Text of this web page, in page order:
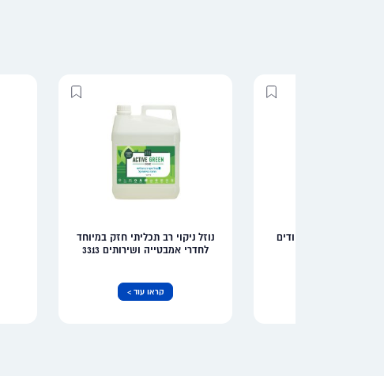
נוזל ניקוי רב תכליתי חזק במיוחד
לחדרי אמבטייה ושירותים 3313
קראו עוד >